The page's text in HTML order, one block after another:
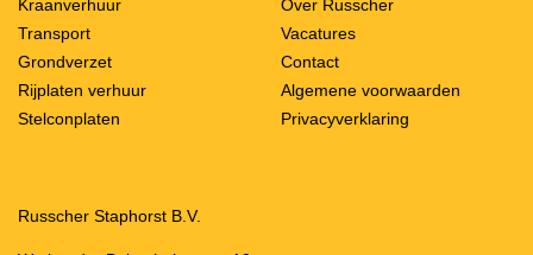
Kraanverhuur
Transport
Grondverzet
Rijplaten verhuur
Stelconplaten
Over Russcher
Vacatures
Contact
Algemene voorwaarden
Privacyverklaring
Russcher Staphorst B.V.